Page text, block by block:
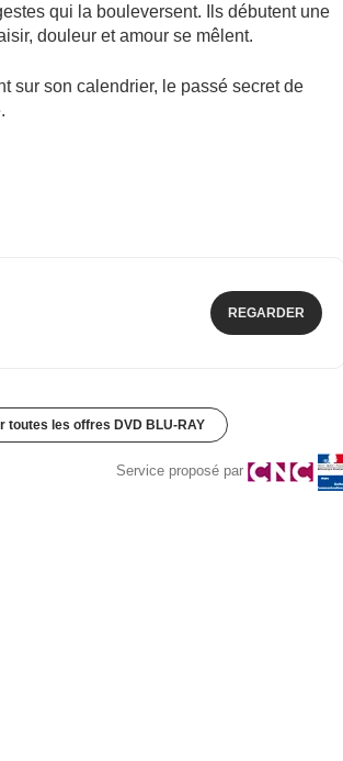
qui la bouleversent. Ils débutent une
douleur et amour se mêlent.
sur son calendrier, le passé secret de
REGARDER
toutes les offres DVD BLU-RAY
Service proposé par